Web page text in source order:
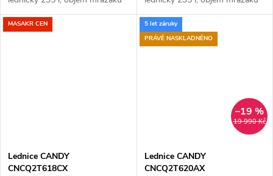
120 l, 4 police, panty vpravo,
displej, LED osvětlení a indikace
120 l, 4 police, panty vpravo,
displej, LED osvětlení a indikace
otevřených dveří chladničky,...
MASAKR CEN
Lednice CANDY
CNCQ2T618CX
5 let záruky
PRÁVĚ NASKLADNĚNO
19 990 Kč
–19 %
Lednice CANDY
CNCQ2T620AX